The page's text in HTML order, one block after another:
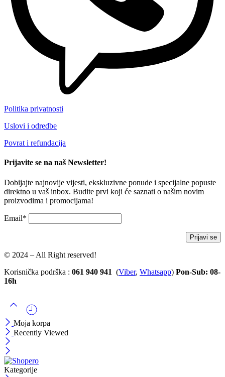
Politika privatnosti
Uslovi i odredbe
Povrat i refundacija
Prijavite se na naš Newsletter!
Dobijajte najnovije vijesti, ekskluzivne ponude i specijalne popuste
direktno u vaš inbox. Budite prvi koji će saznati o našim novim
proizvodima i promocijama!
Email*
© 2024 – All Right reserved!
Korisnička podrška : 061 940 941 (Viber, Whatsapp) Pon-Sub: 08-
16h
Moja korpa
Recently Viewed
Kategorije